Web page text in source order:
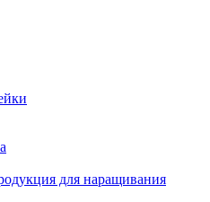
для наращивания